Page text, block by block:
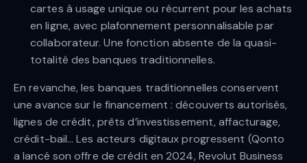
cartes à usage unique ou récurrent pour les achats
en ligne, avec plafonnement personnalisable par
collaborateur. Une fonction absente de la quasi-
totalité des banques traditionnelles.
En revanche, les banques traditionnelles conservent
une avance sur le financement : découverts autorisés,
lignes de crédit, prêts d’investissement, affacturage,
crédit-bail… Les acteurs digitaux progressent (Qonto
a lancé son offre de crédit en 2024, Revolut Business